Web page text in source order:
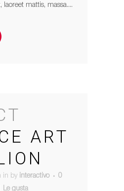
mattis, massa....
ART
in by interactivo
0
Le gusta